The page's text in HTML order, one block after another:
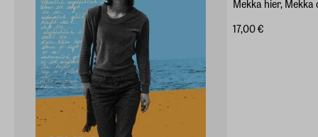
Mekka hier, Mekka
17,00 €